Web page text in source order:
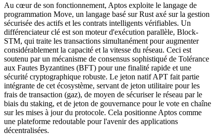
Au cœur de son fonctionnement, Aptos exploite le langage de
programmation Move, un langage basé sur Rust axé sur la gestion
sécurisée des actifs et les contrats intelligents vérifiables. Un
différenciateur clé est son moteur d'exécution parallèle, Block-
STM, qui traite les transactions simultanément pour augmenter
considérablement la capacité et la vitesse du réseau. Ceci est
soutenu par un mécanisme de consensus sophistiqué de Tolérance
aux Fautes Byzantines (BFT) pour une finalité rapide et une
sécurité cryptographique robuste. Le jeton natif APT fait partie
intégrante de cet écosystème, servant de jeton utilitaire pour les
frais de transaction (gaz), de moyen de sécuriser le réseau par le
biais du staking, et de jeton de gouvernance pour le vote en chaîne
sur les mises à jour du protocole. Cela positionne Aptos comme
une plateforme redoutable pour l'avenir des applications
décentralisées.